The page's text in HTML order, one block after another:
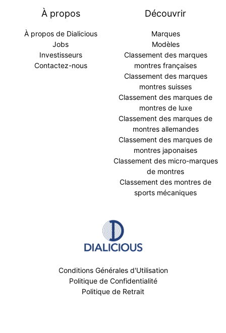
À propos
À propos de Dialicious
Jobs
Investisseurs
Contactez-nous
Découvrir
Marques
Modèles
Classement des marques
montres françaises
Classement des marques
montres suisses
Classement des marques de
montres de luxe
Classement des marques de
montres allemandes
Classement des marques de
montres japonaises
Classement des micro-marques
de montres
Classement des montres de
sports mécaniques
Conditions Générales d'Utilisation
Politique de Confidentialité
Politique de Retrait